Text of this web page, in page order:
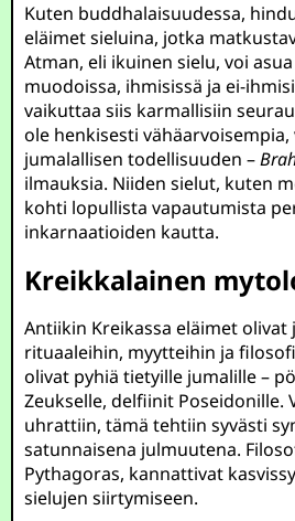
Kuten buddhalaisuudessa,
eläimet sieluina, jotka
Atman, eli ikuinen sielu, voi
muodoissa, ihmisissä ja ei-
vaikuttaa siis karmallisiin
ole henkisesti vähäarvoisempia,
jumalallisen todellisuuden –
ilmauksia. Niiden sielut, kuten
kohti lopullista vapautumista
inkarnaatioiden kautta.
Kreikkalainen
Antiikin Kreikassa eläimet
rituaaleihin, myytteihin ja
olivat pyhiä tietyille jumalille –
Zeukselle, delfiinit Poseidonille.
uhrattiin, tämä tehtiin syvästi
satunnaisena julmuutena.
Pythagoras, kannattivat
sielujen siirtymiseen.